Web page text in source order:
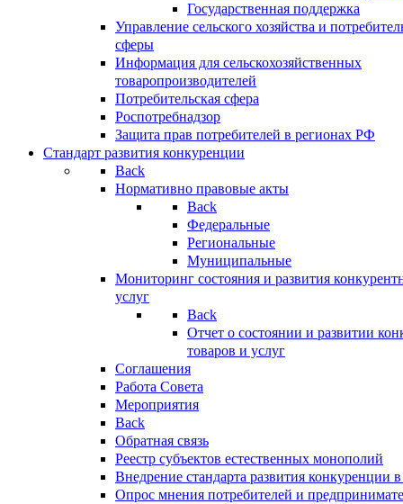
Государственная поддержка
Управление сельского хозяйства и
сферы
Информация для сельскохозяйственных
товаропроизводителей
Потребительская сфера
Роспотребнадзор
Защита прав потребителей в регионах РФ
Стандарт развития конкуренции
Back
Нормативно правовые акты
Back
Федеральные
Региональные
Муниципальные
Мониторинг состояния и развития
услуг
Back
Отчет о состоянии и развитии
товаров и услуг
Соглашения
Работа Совета
Мероприятия
Back
Обратная связь
Реестр субъектов естественных монополий
Внедрение стандарта развития конкуренции
Опрос мнения потребителей и